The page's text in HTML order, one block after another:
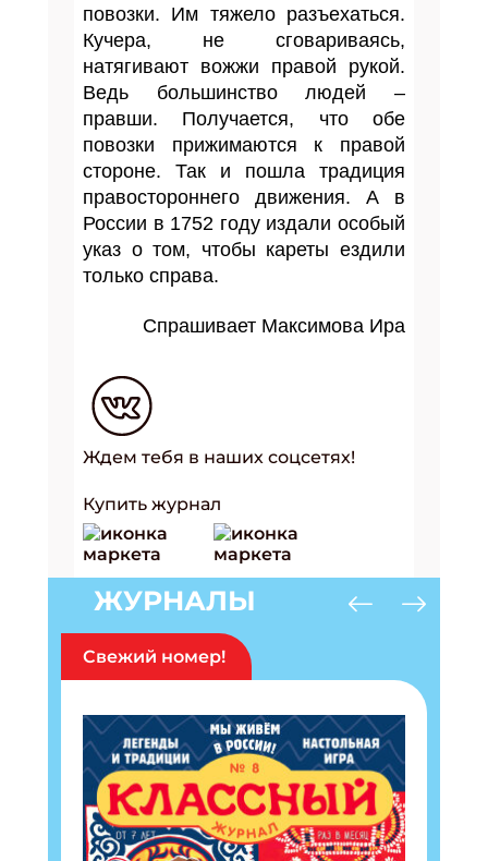
повозки. Им тяжело разъехаться.
Кучера, не сговариваясь,
натягивают вожжи правой рукой.
Ведь большинство людей –
правши. Получается, что обе
повозки прижимаются к правой
стороне. Так и пошла традиция
правостороннего движения. А в
России в 1752 году издали особый
указ о том, чтобы кареты ездили
только справа.
Спрашивает Максимова Ира
Ждем тебя в наших соцсетях!
Купить журнал
ЖУРНАЛЫ
Свежий номер!